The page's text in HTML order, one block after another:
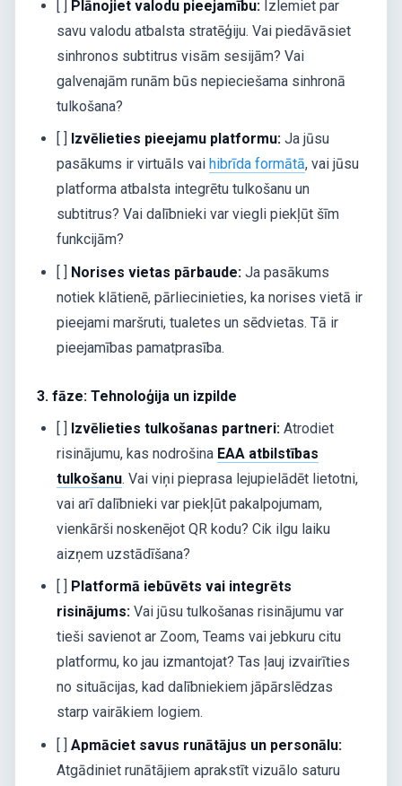
Plānojiet valodu pieejamību: Izlemiet par
savu valodu atbalsta stratēģiju. Vai piedāvāsiet
sinhronos subtitrus visām sesijām? Vai
galvenajām runām būs nepieciešama sinhronā
tulkošana?
Izvēlieties pieejamu platformu: Ja jūsu
pasākums ir virtuāls vai hibrīda formātā, vai jūsu
platforma atbalsta integrētu tulkošanu un
subtitrus? Vai dalībnieki var viegli piekļūt šīm
funkcijām?
[ ] Norises vietas pārbaude: Ja pasākums
notiek klātienē, pārliecinieties, ka norises vietā ir
pieejami maršruti, tualetes un sēdvietas. Tā ir
pieejamības pamatprasība.
3. fāze: Tehnoloģija un izpilde
[ ] Izvēlieties tulkošanas partneri: Atrodiet
risinājumu, kas nodrošina EAA atbilstības
tulkošanu. Vai viņi pieprasa lejupielādēt lietotni,
vai arī dalībnieki var piekļūt pakalpojumam,
vienkārši noskenējot QR kodu? Cik ilgu laiku
aizņem uzstādīšana?
Platformā iebūvēts vai integrēts
risinājums: Vai jūsu tulkošanas risinājumu var
tieši savienot ar Zoom, Teams vai jebkuru citu
platformu, ko jau izmantojat? Tas ļauj izvairīties
no situācijas, kad dalībniekiem jāpārslēdzas
starp vairākiem logiem.
[ ]Apmāciet savus runātājus un personālu:
Atgādiniet runātājiem aprakstīt vizuālo saturu